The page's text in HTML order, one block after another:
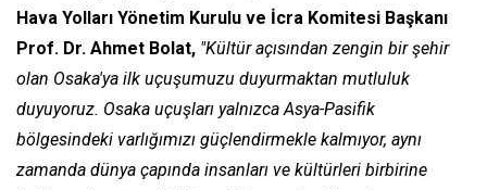
Hava Yolları Yönetim Kurulu ve İcra Komitesi Başkanı
Prof. Dr. Ahmet Bolat, "Kültür açısından zengin bir şehir
olan Osaka'ya ilk uçuşumuzu duyurmaktan mutluluk
duyuyoruz. Osaka uçuşları yalnızca Asya-Pasifik
bölgesindeki varlığımızı güçlendirmekle kalmıyor, aynı
zamanda dünya çapında insanları ve kültürleri birbirine